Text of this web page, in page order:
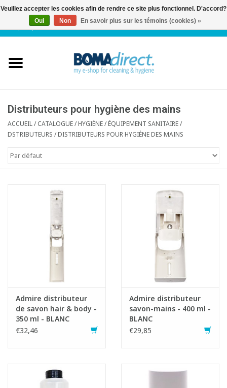
FR| 0 Articles
Service client
Blog
Distributeurs pour hygiène des mains
ACCUEIL/CATALOGUE/HYGIÈNE / ÉQUIPEMENT SANITAIRE/
DSTRIBUTEURS /DISTRIBUTEURS POUR HYGIÈNE DES MAINS
Admire distributeur
de savon hair & body -
350 ml - BLANC
€32,46
Admire distributeur
savon-mains - 400 ml -
BLANC
€29,85
Veuillez accepter les cookies afin de rendre ce site plus fonctionnel. D'accord?
Oui
Non En savoir plus sur les témoins (cookies) »